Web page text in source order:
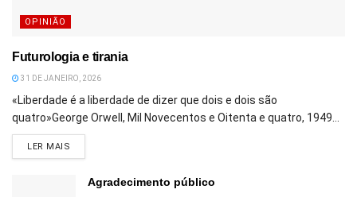
OPINIÃO
Futurologia e tirania
31 DE JANEIRO, 2026
«Liberdade é a liberdade de dizer que dois e dois são
quatro»George Orwell, Mil Novecentos e Oitenta e quatro, 1949...
LER MAIS
Agradecimento público